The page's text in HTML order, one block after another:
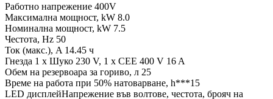
Работно напрежение 400V
Максимална мощност, kW 8.0
Номинална мощност, kW 7.5
Честота, Hz 50
Ток (макс.), A 14.45 ч
Гнезда 1 x Шуко 230 V, 1 x CEE 400 V 16 A
Обем на резервоара за гориво, л 25
Време на работа при 50% натоварване, h***15
LED дисплейНапрежение във волтове, честота, брояч на